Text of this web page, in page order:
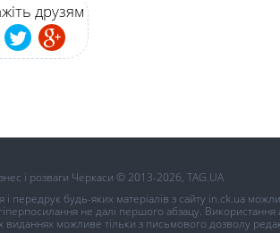
друзям
і розваги Черкаси © 2013-2026, TAG.UA
і передрук будь-яких матеріалів з сайту in.ck.ua
не далі першого абзацу. Використання
виданнях можливе тільки з письмового дозволу